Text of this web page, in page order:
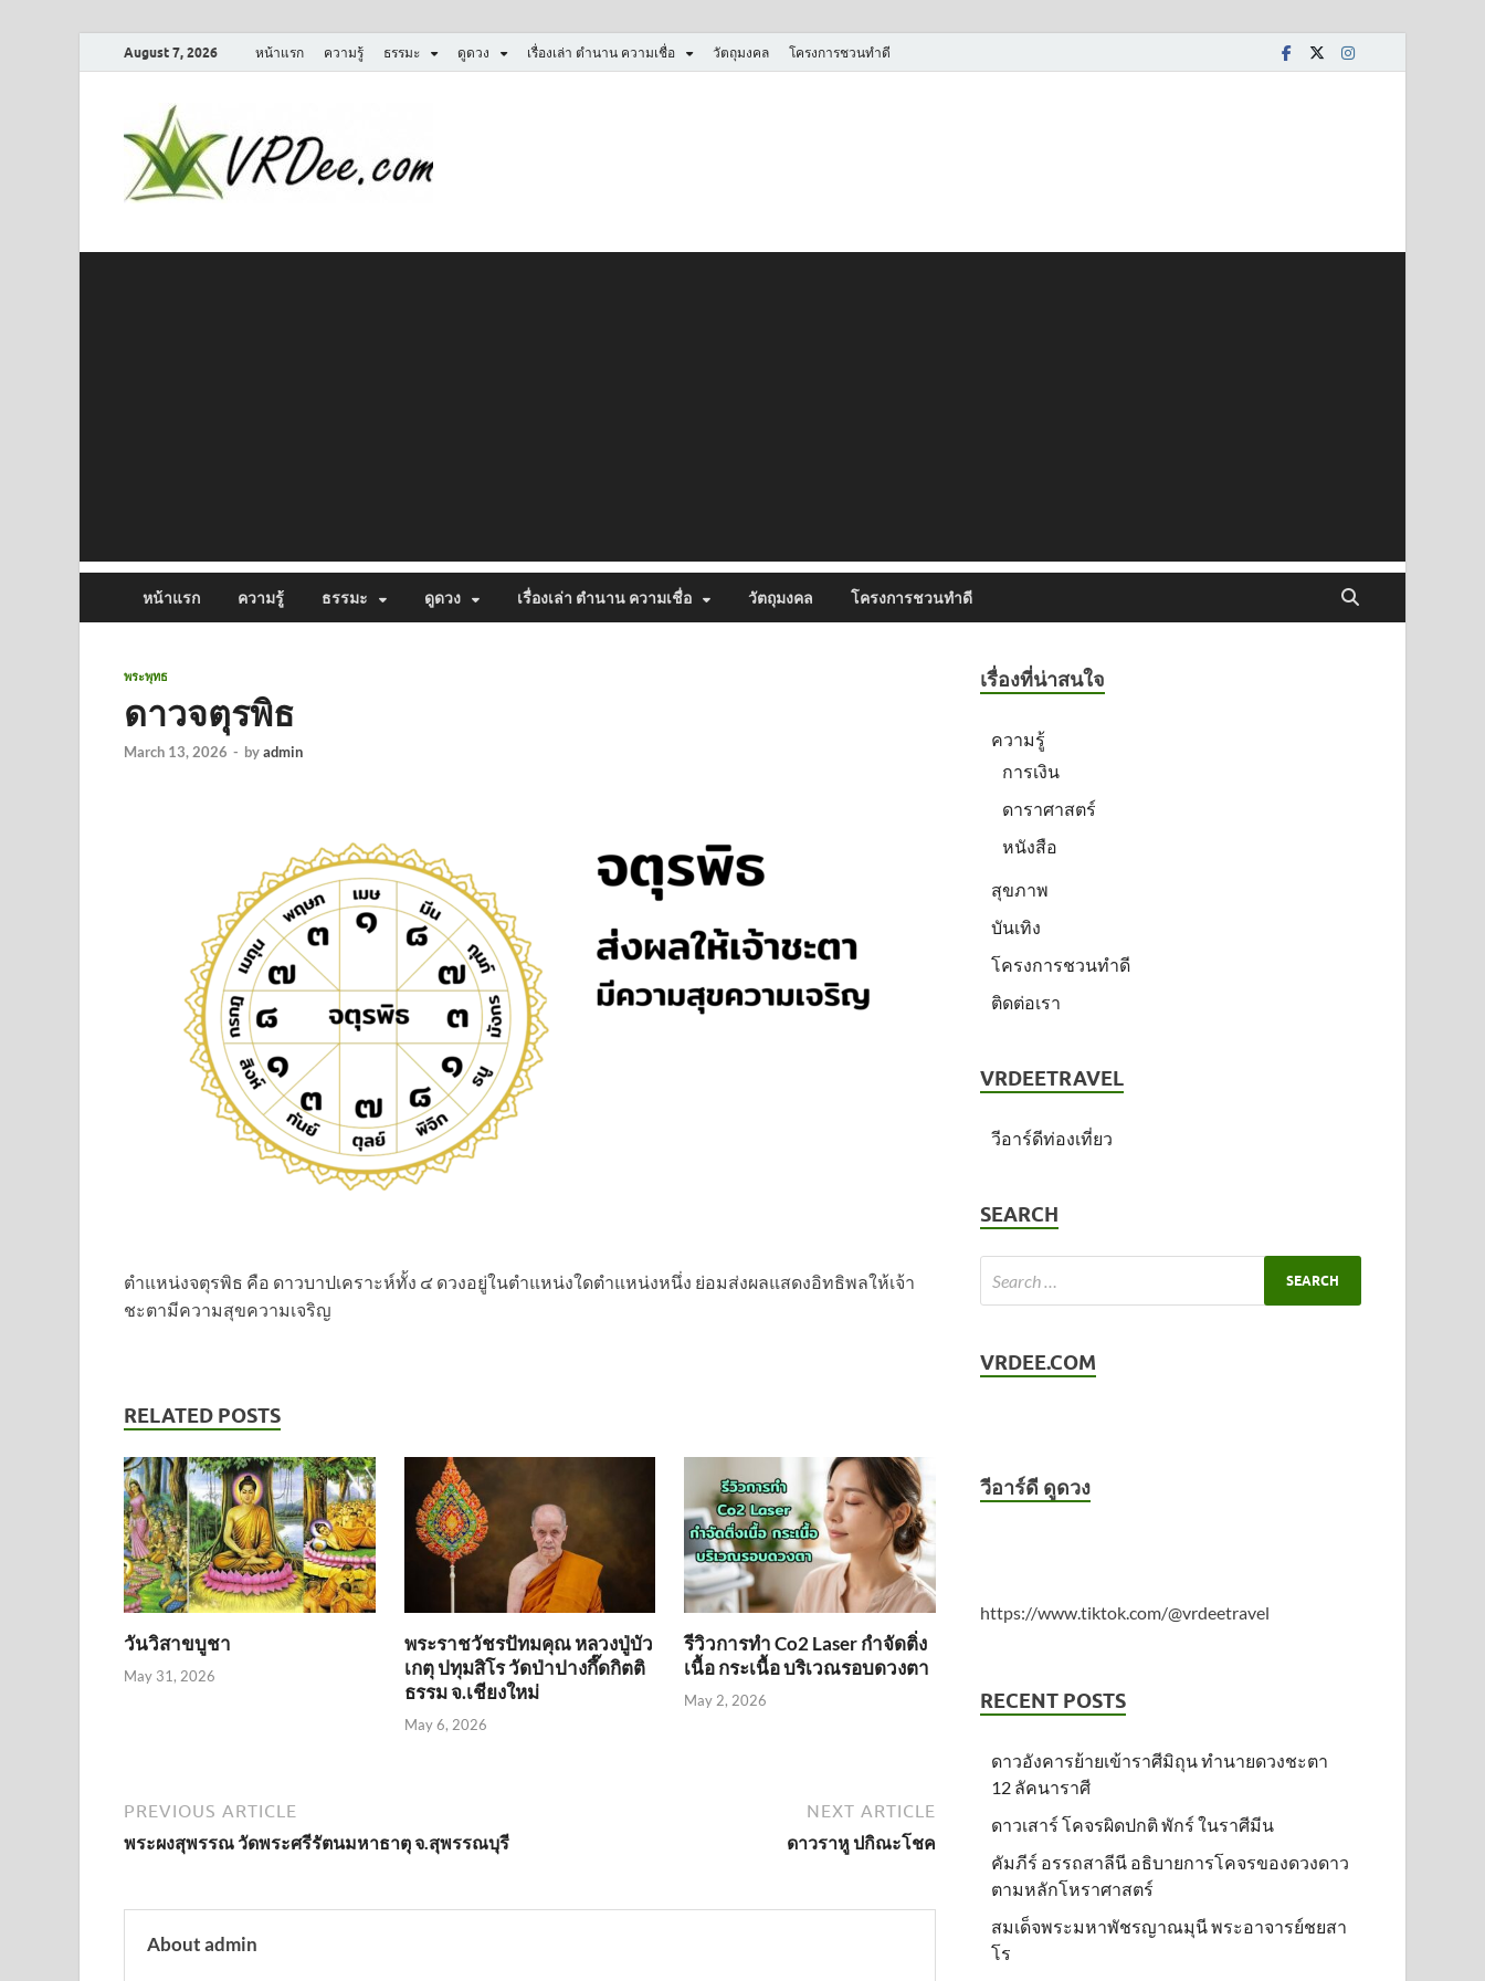
August 7, 2026 หน้าแรก ความรู้ ธรรมะ ดูดวง เรื่องเล่า ตำนาน ความเชื่อ วัตถุมงคล โครงการชวนทำดี
หน้าแรก ความรู้ ธรรมะ ดูดวง เรื่องเล่า ตำนาน ความเชื่อ วัตถุมงคล โครงการชวนทำดี
พระพุทธ
ดาวจตุรพิธ
March 13, 2026 - byadmin
ตำแหน่งจตุรพิธ คือ ดาวบาปเคราะห์ทั้ง ๔ ดวงอยู่ในตำแหน่งใดตำแหน่งหนึ่ง ย่อมส่งผลแสดงอิทธิพลให้เจ้า
ชะตามีความสุขความเจริญ
RELATED POSTS
วันวิสาขบูชา
May 31, 2026
พระราชวัชรปัทมคุณ หลวงปู่บัว
เกตุ ปทุมสิโร วัดป่าปางกึ๊ดกิตติ
ธรรม จ.เชียงใหม่
May 6, 2026
รีวิวการทำ Co2 Laser กำจัดติ่ง
เนื้อ กระเนื้อ บริเวณรอบดวงตา
May 2, 2026
PREVIOUS ARTICLE
พระผงสุพรรณ วัดพระศรีรัตนมหาธาตุ จ.สุพรรณบุรี
NEXT ARTICLE
ดาวราหู ปกิณะโชค
About admin
เรื่องที่น่าสนใจ
ความรู้
การเงิน
ดาราศาสตร์
หนังสือ
สุขภาพ
บันเทิง
โครงการชวนทำดี
ติดต่อเรา
VRDEETRAVEL
วีอาร์ดีท่องเที่ยว
SEARCH
VRDEE.COM
วีอาร์ดี ดูดวง
https://www.tiktok.com/@vrdeetravel
RECENT POSTS
ดาวอังคารย้ายเข้าราศีมิถุน ทำนายดวงชะตา
12 ลัคนาราศี
ดาวเสาร์ โคจรผิดปกติ พักร์ ในราศีมีน
คัมภีร์ อรรถสาลีนี อธิบายการโคจรของดวงดาว
ตามหลักโหราศาสตร์
สมเด็จพระมหาพัชรญาณมุนี พระอาจารย์ชยสา
โร